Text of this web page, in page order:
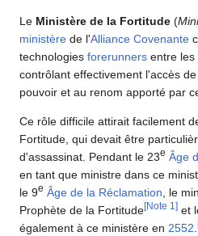
Le Ministère de la Fortitude (
ministère de l'Alliance Covenante
technologies forerunners entre les
contrôlant effectivement l'accès
pouvoir et au renom apporté par
Ce rôle difficile attirait facilement
Fortitude, qui devait être
d'assassinat. Pendant le 23e Âge
en tant que ministre dans ce
le 9e Âge de la Réclamation , le
Prophète de la Fortitude[Note 1 ] et
également à ce ministère en 2552